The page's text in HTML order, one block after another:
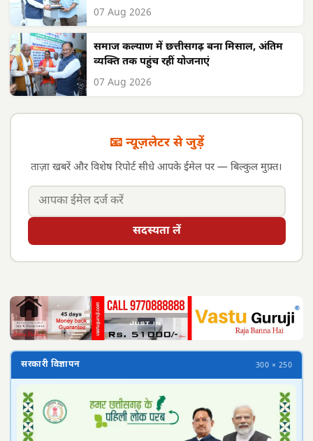
07 Aug 2026
समाज कल्याण में छत्तीसगढ़ बना मिसाल, अंतिम
व्यक्ति तक पहुंच रहीं योजनाएं
07 Aug 2026
📧 न्यूज़लेटर से जुड़ें
ताज़ा खबरें और विशेष रिपोर्ट सीधे आपके ईमेल पर — बिल्कुल मुफ़्त।
सदस्यता लें
सरकारी विज्ञापन 300 × 250